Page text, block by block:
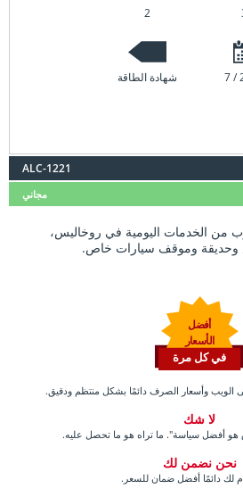
2
7 / شهادة الطاقة
ALC-1221
مجاني
من الخدمات اليومية في روخاليس،
وحديقة وموقف سيارات خاص.
أفضل
الأسعار
في كل مرة
الويب وأسعار الصرف دائمًا بشكل منتظم ودقيق.
لا شك
هو أفضل سياسة". ما تراه هو ما تحصل عليه.
نحن نضمن لك
لك دائمًا أفضل ضمان للسعر.